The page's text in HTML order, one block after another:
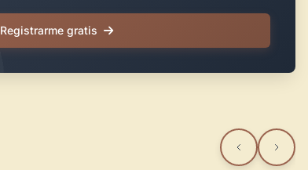
Registrarme gratis